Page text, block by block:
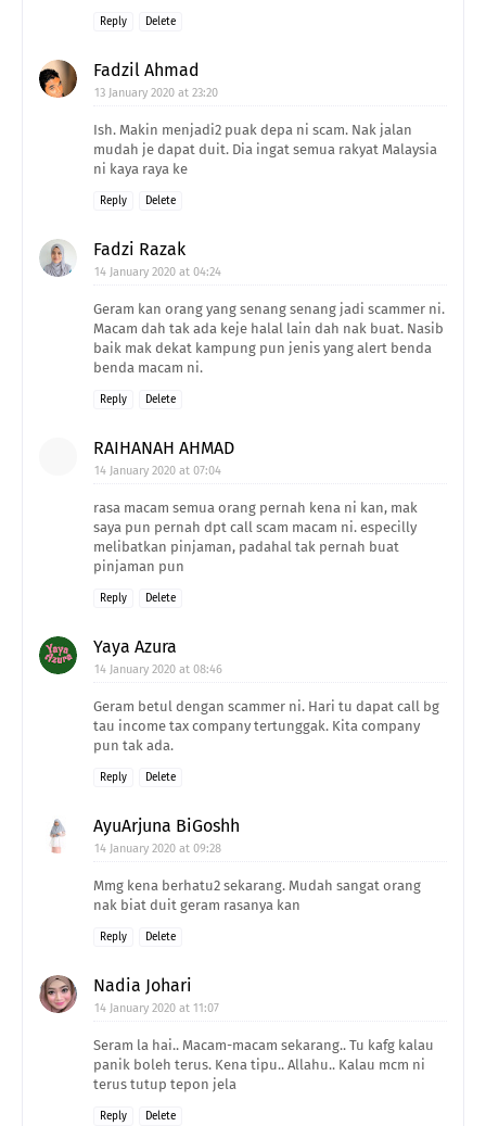
Reply Delete
Fadzil Ahmad
13 January 2020 at 23:20
Ish. Makin menjadi2 puak depa ni scam. Nak jalan
mudah je dapat duit. Dia ingat semua rakyat Malaysia
ni kaya raya ke
Reply Delete
Fadzi Razak
14 January 2020 at 04:24
Geram kan orang yang senang senang jadi scammer ni.
Macam dah tak ada keje halal lain dah nak buat. Nasib
baik mak dekat kampung pun jenis yang alert benda
benda macam ni.
Reply Delete
RAIHANAH AHMAD
14 January 2020 at 07:04
rasa macam semua orang pernah kena ni kan, mak
saya pun pernah dpt call scam macam ni. especilly
melibatkan pinjaman, padahal tak pernah buat
pinjaman pun
Reply Delete
Yaya Azura
14 January 2020 at 08:46
Geram betul dengan scammer ni. Hari tu dapat call bg
tau income tax company tertunggak. Kita company
pun tak ada.
Reply Delete
AyuArjuna BiGoshh
14 January 2020 at 09:28
Mmg kena berhatu2 sekarang. Mudah sangat orang
nak biat duit geram rasanya kan
Reply Delete
Nadia Johari
14 January 2020 at 11:07
Seram la hai.. Macam-macam sekarang.. Tu kafg kalau
panik boleh terus. Kena tipu.. Allahu.. Kalau mcm ni
terus tutup tepon jela
Reply Delete